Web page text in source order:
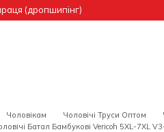
(дропшипінг)
Чоловікам Чоловічі Труси Оптом
Батал Бамбукові Vericoh 5XL-7XL